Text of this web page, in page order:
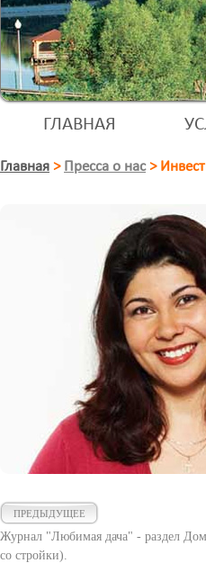
ГЛАВНАЯ
Главная > Пресса о нас >
ПРЕДЫДУЩЕЕ
Журнал "Любимая дача" - раздел
со стройки).